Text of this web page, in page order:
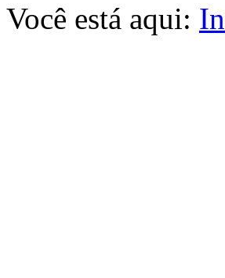
Você está aqui: